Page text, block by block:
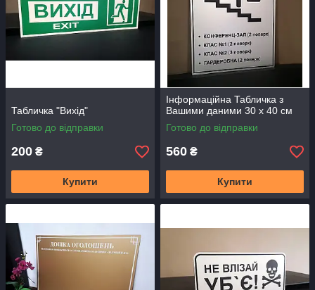
Табличка "Вихід"
Готово до відправки
200 ₴
Купити
Інформаційна Табличка з
Вашими даними 30 х 40 см
Готово до відправки
560 ₴
Купити